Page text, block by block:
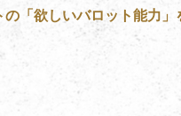
の「欲しいバロット能力」